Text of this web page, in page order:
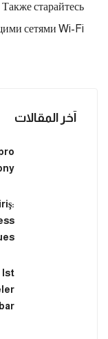
старайтесь
сетями Wi-Fi.
آخر المقالات
Ist